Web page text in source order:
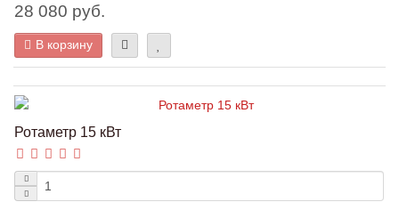
28 080 руб.
В корзину
Ротаметр 15 кВт